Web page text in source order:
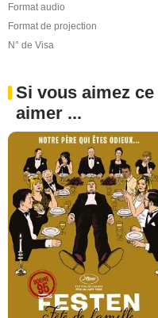
Format audio
Format de projection
N° de Visa
Si vous aimez
aimer ...